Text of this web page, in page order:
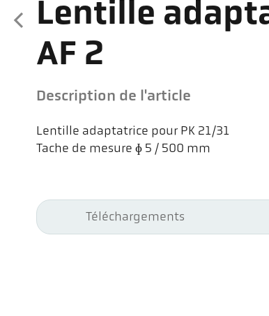
Lentille
AF 2
Description de l'article
Lentille adaptatrice pour PK 21/31
Tache de mesure ɸ 5 / 500 mm
Téléchargements